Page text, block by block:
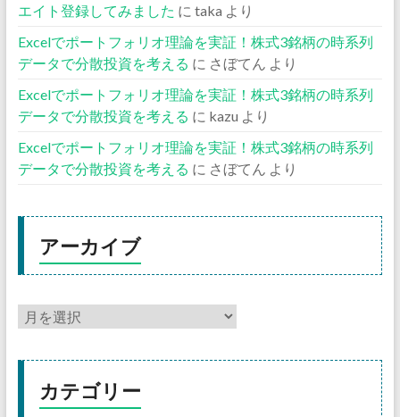
エイト登録してみました に taka より
Excelでポートフォリオ理論を実証！株式3銘柄の時系列
データで分散投資を考える に さぼてん
より
Excelでポートフォリオ理論を実証！株式3銘柄の時系列
データで分散投資を考える に kazu より
Excelでポートフォリオ理論を実証！株式3銘柄の時系列
データで分散投資を考える に さぼてん より
アーカイブ
カテゴリー